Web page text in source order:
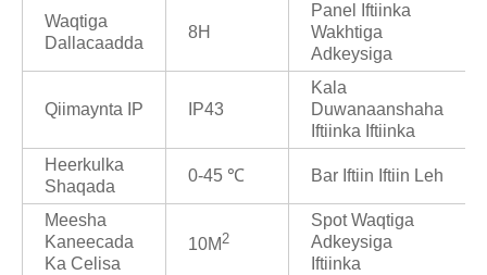
Waqtiga
Dallacaadda
8H
Panel Iftiinka
Wakhtiga
Adkeysiga
Qiimaynta IP IP43
Kala
Duwanaanshaha
Iftiinka Iftiinka
Heerkulka
Shaqada
0-45 ℃ Bar Iftiin Iftiin Leh
Meesha
Kaneecada
Ka Celisa
10M2
Spot Waqtiga
Adkeysiga
Iftiinka